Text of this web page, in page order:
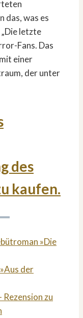
das, was es
letzte
Fans. Das
einer
der unter
des
kaufen.
»Die
der
Rezension zu